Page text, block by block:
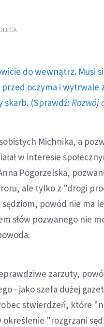
do wewnątrz. Musi
oczyma i wytrwale
skarb. (Sprawdź: Rozwój
Michnika, a
w interesie
Pogorzelska,
ale tylko z "drogi
powód nie ma
słów pozwanego nie
zarzuty,
- jako szefa dużej
stwierdzeń, które
określenie "rozgrzani